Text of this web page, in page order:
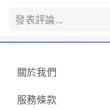
發表評論...
關於我們
服務條款